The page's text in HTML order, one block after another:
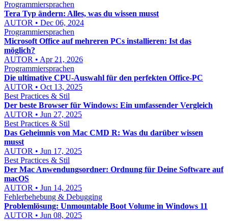
Programmiersprachen
Tera Typ ändern: Alles, was du wissen musst
AUTOR • Dec 06, 2024
Programmiersprachen
Microsoft Office auf mehreren PCs installieren: Ist das
möglich?
AUTOR • Apr 21, 2026
Programmiersprachen
Die ultimative CPU-Auswahl für den perfekten Office-PC
AUTOR • Oct 13, 2025
Best Practices & Stil
Der beste Browser für Windows: Ein umfassender Vergleich
AUTOR • Jun 27, 2025
Best Practices & Stil
Das Geheimnis von Mac CMD R: Was du darüber wissen
musst
AUTOR • Jun 17, 2025
Best Practices & Stil
Der Mac Anwendungsordner: Ordnung für Deine Software auf
macOS
AUTOR • Jun 14, 2025
Fehlerbehebung & Debugging
Problemlösung: Unmountable Boot Volume in Windows 11
AUTOR • Jun 08, 2025